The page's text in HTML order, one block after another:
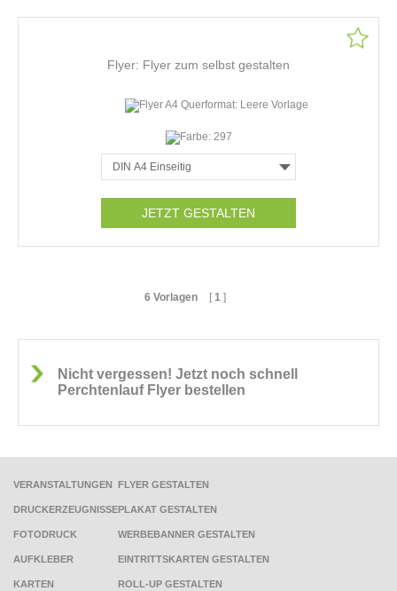
Flyer: Flyer zum selbst gestalten
JETZT GESTALTEN
6 Vorlagen [ 1 ]
Nicht vergessen! Jetzt noch schnell
Perchtenlauf Flyer bestellen
VERANSTALTUNGEN
DRUCKERZEUGNISSE
FOTODRUCK
AUFKLEBER
KARTEN
FLYER GESTALTEN
PLAKAT GESTALTEN
WERBEBANNER GESTALTEN
EINTRITTSKARTEN GESTALTEN
ROLL-UP GESTALTEN